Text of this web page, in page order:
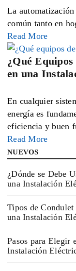
La
común tanto en
Read More
¿Qué
en una
En cualquier
energía es
eficiencia y buen
Read More
NUEVOS
¿Dónde se Debe
una Instalación
Tipos de
una Instalación
Pasos para Elegir
Instalación